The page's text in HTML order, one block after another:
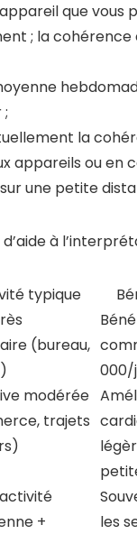
que vous
; la
la
appareils ou en
une petite
à
typique
(bureau,
000/j
modérée
trajets
+
les